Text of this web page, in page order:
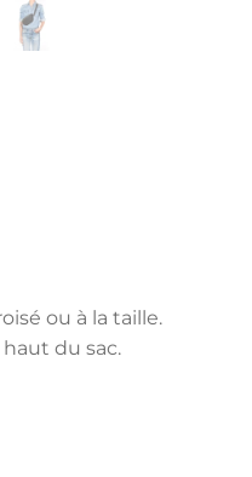
ou à la taille.
du sac.